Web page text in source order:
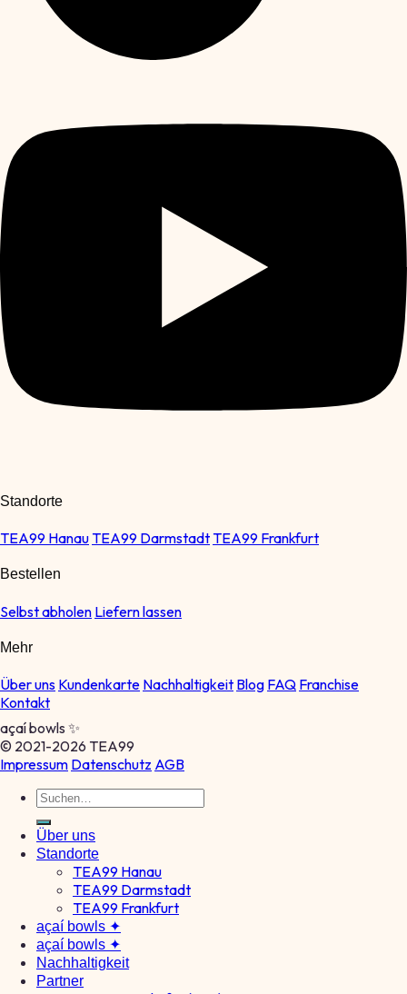
Standorte
TEA99 HanauTEA99 DarmstadtTEA99 Frankfurt
Bestellen
Selbst abholen Liefern lassen
Mehr
Über uns Kundenkarte Nachhaltigkeit Blog FAQ Franchise
Kontakt
açaí bowls ✨
© 2021-2026 TEA99
Impressum Datenschutz AGB
Über uns
Standorte
TEA99 Hanau
TEA99 Darmstadt
TEA99 Frankfurt
açaí bowls ✦
açaí bowls ✦
Nachhaltigkeit
Partner